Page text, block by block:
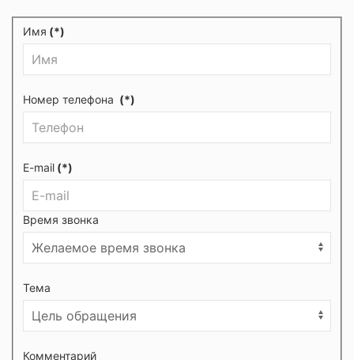
Имя (*)
Номер телефона (*)
E-mail (*)
Время звонка
Тема
Комментарий